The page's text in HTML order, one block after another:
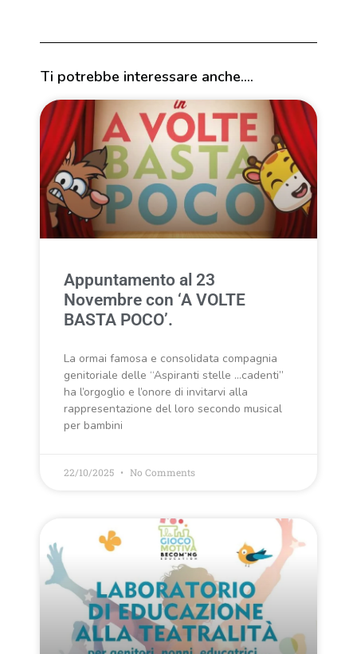
Ti potrebbe interessare anche....
Appuntamento al 23
Novembre con ‘A VOLTE
BASTA POCO’.
La ormai famosa e consolidata compagnia
genitoriale delle “Aspiranti stelle …cadenti”
ha l’orgoglio e l’onore di invitarvi alla
rappresentazione del loro secondo musical
per bambini
22/10/2025 No Comments